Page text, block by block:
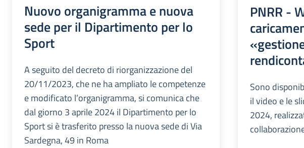
Nuovo organigramma e nuova
sede per il Dipartimento per lo
Sport
A seguito del decreto di riorganizzazione del
20/11/2023, che ne ha ampliato le competenze
e modificato l’organigramma, si comunica che
dal giorno 3 aprile 2024 il Dipartimento per lo
Sport si è trasferito presso la nuova sede di Via
Sardegna, 49 in Roma
PNRR -
Sono
il video e le
2024,